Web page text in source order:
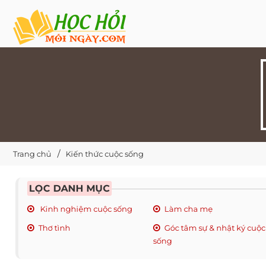
Trang chủ Kiến thức cuộc sống
LỌC DANH MỤC
Kinh nghiệm cuộc sống Làm cha mẹ
Thơ tình
Góc tâm sự & nhật ký cuộc
sống